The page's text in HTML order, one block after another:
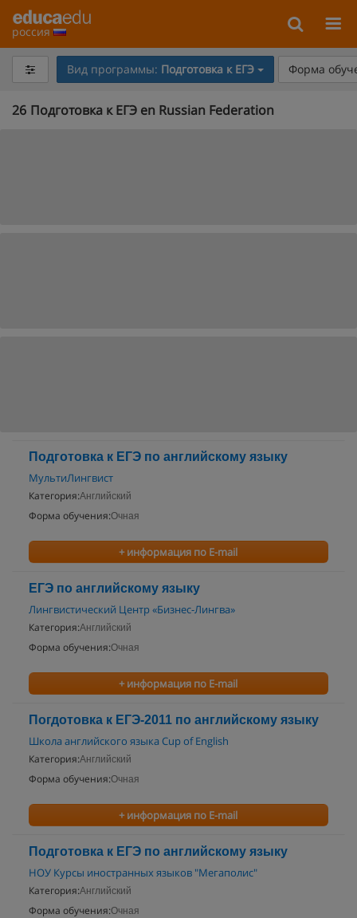
россия
Вид программы: Подготовка к ЕГЭ Форма
26 Подготовка к ЕГЭ en Russian Federation
Подготовка к ЕГЭ по английскому языку
МультиЛингвист
Категория:Английский
Форма обучения:Очная
+ информация по E-mail
ЕГЭ по английскому языку
Лингвистический Центр «Бизнес-Лингва»
Категория:Английский
Форма обучения:Очная
+ информация по E-mail
Погдотовка к ЕГЭ-2011 по английскому языку
Школа английского языка Cup of English
Категория:Английский
Форма обучения:Очная
+ информация по E-mail
Подготовка к ЕГЭ по английскому языку
НОУ Курсы иностранных языков "Мегаполис"
Категория:Английский
Форма обучения:Очная